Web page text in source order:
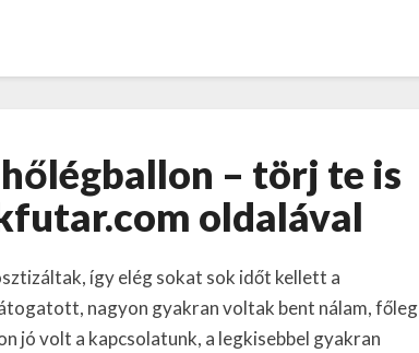
száll
a
hőlégballon
törj
te
is
– törj te is
oldalával
így elég sokat sok időt kellett a
nagyon gyakran voltak bent nálam, főleg
jó volt a kapcsolatunk, a legkisebbel gyakran